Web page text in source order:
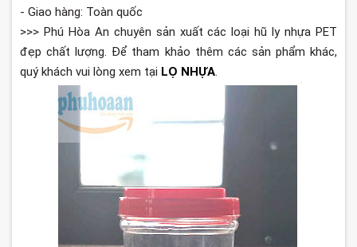
- Giao hàng: Toàn quốc
>>> Phú Hòa An chuyên sản xuất các loại hũ ly nhựa PET
đẹp chất lượng. Để tham khảo thêm các sản phẩm khác,
quý khách vui lòng xem tại LỌ NHỰA.